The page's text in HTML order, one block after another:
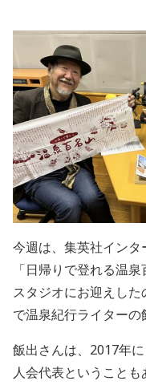
今週は、集英社イン
「日帰りで登れる温
スタジオにお迎えし
で温泉紀行ライター
飯出さんは、2017年
人会代表ということ